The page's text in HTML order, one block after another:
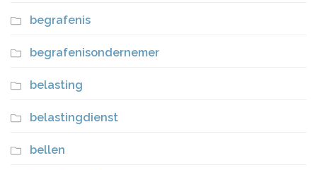
begrafenis
begrafenisondernemer
belasting
belastingdienst
bellen